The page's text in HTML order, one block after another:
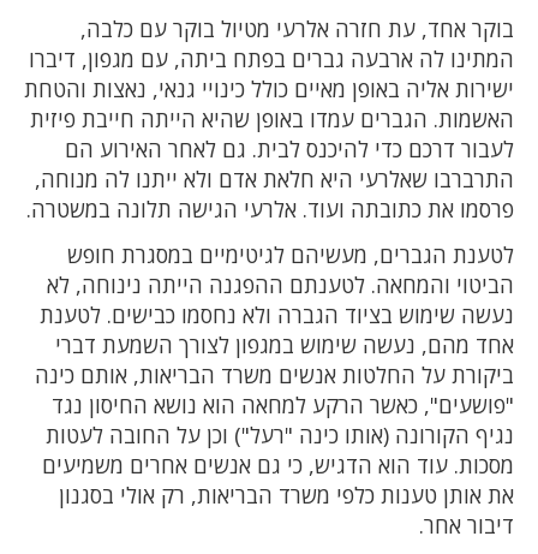
בוקר אחד, עת חזרה אלרעי מטיול בוקר עם כלבה,
המתינו לה ארבעה גברים בפתח ביתה, עם מגפון, דיברו
ישירות אליה באופן מאיים כולל כינויי גנאי, נאצות והטחת
האשמות. הגברים עמדו באופן שהיא הייתה חייבת פיזית
לעבור דרכם כדי להיכנס לבית. גם לאחר האירוע הם
התרברבו שאלרעי היא חלאת אדם ולא ייתנו לה מנוחה,
פרסמו את כתובתה ועוד. אלרעי הגישה תלונה במשטרה.
לטענת הגברים, מעשיהם לגיטימיים במסגרת חופש
הביטוי והמחאה. לטענתם ההפגנה הייתה נינוחה, לא
נעשה שימוש בציוד הגברה ולא נחסמו כבישים. לטענת
אחד מהם, נעשה שימוש במגפון לצורך השמעת דברי
ביקורת על החלטות אנשים משרד הבריאות, אותם כינה
"פושעים", כאשר הרקע למחאה הוא נושא החיסון נגד
נגיף הקורונה (אותו כינה "רעל") וכן על החובה לעטות
מסכות. עוד הוא הדגיש, כי גם אנשים אחרים משמיעים
את אותן טענות כלפי משרד הבריאות, רק אולי בסגנון
דיבור אחר.